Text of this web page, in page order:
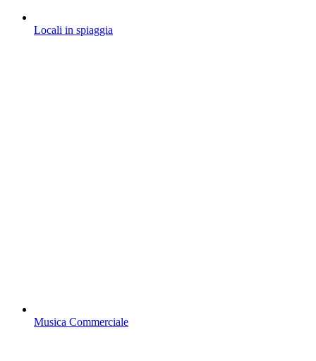
Locali in spiaggia
Musica Commerciale